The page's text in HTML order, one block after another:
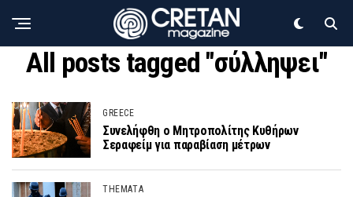
All posts tagged "σύλληψει"
GREECE
Συνελήφθη ο Μητροπολίτης Κυθήρων
Σεραφείμ για παραβίαση μέτρων
THEMATA